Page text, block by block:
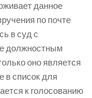
данное
по почте
в суд с
должностным
оно является
в список для
к голосованию